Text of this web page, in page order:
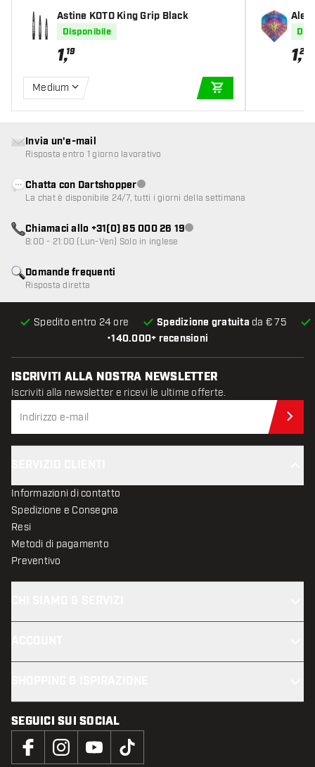
Astine KOTO King Grip Black
Disponibile
1,19
Medium
1,20
•140.000+ recensioni
Spedito entro 24 ore Spedizione gratuita da € 75
Domande frequenti
Risposta diretta
Invia un'e-mail
Risposta entro 1 giorno lavorativo
Chatta con DartshopperServizio clienti non disponibile
La chat è disponibile 24/7, tutti i giorni della settimana
Chiamaci allo +31(0) 85 000 26 19Servizio clienti non disponibile
8:00 - 21:00 (Lun-Ven) Solo in inglese
ISCRIVITI ALLA NOSTRA NEWSLETTER
Iscriviti alla newsletter e ricevi le ultime offerte.
Informazioni di contatto
Spedizione e Consegna
Resi
Metodi di pagamento
Preventivo
SEGUICI SUI SOCIAL